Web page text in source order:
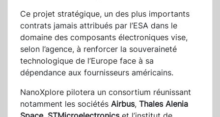
Ce projet stratégique, un des plus importants
contrats jamais attribués par l’ESA dans le
domaine des composants électroniques vise,
selon l’agence, à renforcer la souveraineté
technologique de l’Europe face à sa
dépendance aux fournisseurs américains.
NanoXplore pilotera un consortium réunissant
notamment les sociétés Airbus, Thales Alenia